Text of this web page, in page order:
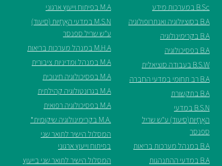
B.Sc במערכות מידע
B.A בסוציולוגיה ואנתרופולוגיה
B.A בקרימינולוגיה
B.A בפסיכולוגיה
B.S.W בעבודה סוציאלית
B.A רב תחומי במדעי החברה
B.A בתקשורת
B.S.N במדעי
האֲחָיוּת(סיעוד) ע"ש שריל
ספנסר
B.A במנהל מערכות בריאות
B.A במדעי ההתנהגות
M.A בפיתוח וייעוץ ארגוני
M.S.N במדעי האֲחָיוּת (סיעוד)
ע"ש שריל ספנסר
M.H.A במנהל מערכות בריאות
M.A במנהל ומדיניות ציבורית
M.A בפסיכולוגיה חינוכית
M.A בגרונטולוגיה קהילתית
M.A בפסיכולוגיה רפואית
.M.A בקרימינולוגיה שיקומית*
המסלול הישיר לתואר שני
בפיתוח וייעוץ ארגוני
המסלול הישיר לתואר שני בייעוץ